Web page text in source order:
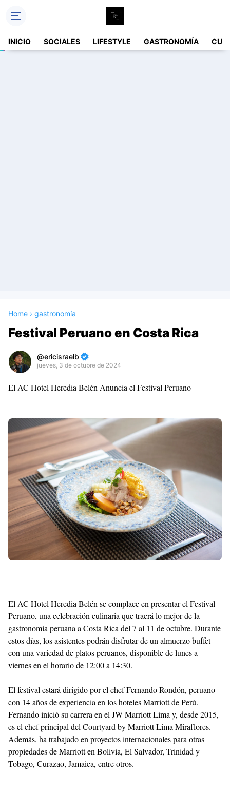
INICIO SOCIALES LIFESTYLE GASTRONOMÍA
Home › gastronomía
Festival Peruano en Costa Rica
ericisraelb
jueves, 3 de octubre de 2024
Premium
Design
With
Shroff
Templates
El AC Hotel Heredia Belén Anuncia el Festival Peruano
El AC Hotel Heredia Belén se complace en presentar el Festival
Peruano, una celebración culinaria que traerá lo mejor de la
gastronomía peruana a Costa Rica del 7 al 11 de octubre. Durante
estos días, los asistentes podrán disfrutar de un almuerzo buffet
con una variedad de platos peruanos, disponible de lunes a
viernes en el horario de 12:00 a 14:30.
El festival estará dirigido por el chef Fernando Rondón, peruano
con 14 años de experiencia en los hoteles Marriott de Perú.
Fernando inició su carrera en el JW Marriott Lima y, desde 2015,
es el chef principal del Courtyard by Marriott Lima Miraflores.
Además, ha trabajado en proyectos internacionales para otras
propiedades de Marriott en Bolivia, El Salvador, Trinidad y
Tobago, Curazao, Jamaica, entre otros.